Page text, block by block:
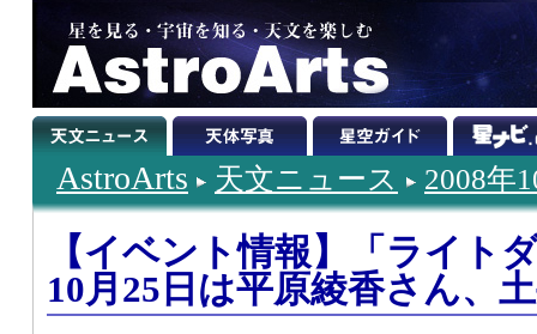
AstroArts 天文ニュース 2008年
【イベント情報】「ライト
10月25日は平原綾香さん、